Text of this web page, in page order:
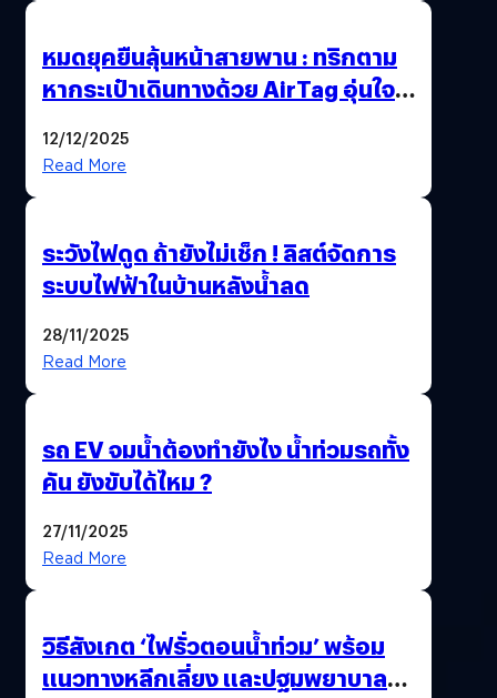
หมดยุคยืนลุ้นหน้าสายพาน : ทริกตาม
หากระเป๋าเดินทางด้วย AirTag อุ่นใจ
12/12/2025
Read More
ระวังไฟดูด ถ้ายังไม่เช็ก ! ลิสต์จัดการ
ระบบไฟฟ้าในบ้านหลังน้ำลด
28/11/2025
Read More
รถ EV จมน้ำต้องทำยังไง น้ำท่วมรถทั้ง
คัน ยังขับได้ไหม ?
27/11/2025
Read More
วิธีสังเกต ‘ไฟรั่วตอนน้ำท่วม’ พร้อม
แนวทางหลีกเลี่ยง และปฐมพยาบาล